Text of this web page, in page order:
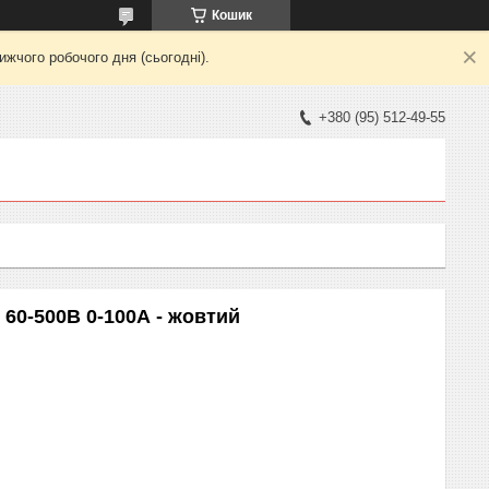
Кошик
робочого дня (сьогодні).
+380 (95) 512-49-55
500В 0-100А - жовтий